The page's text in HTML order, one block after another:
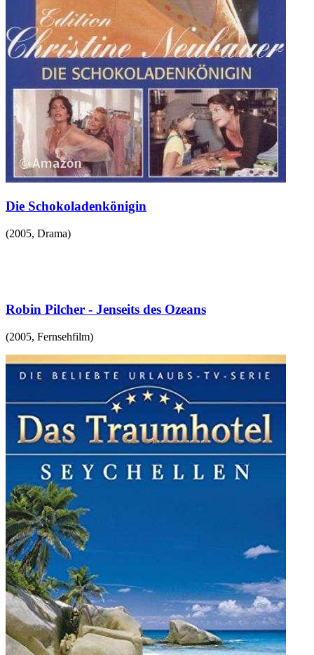
Die Schokoladenkönigin
(2005, Drama)
Robin Pilcher - Jenseits des Ozeans
(2005, Fernsehfilm)